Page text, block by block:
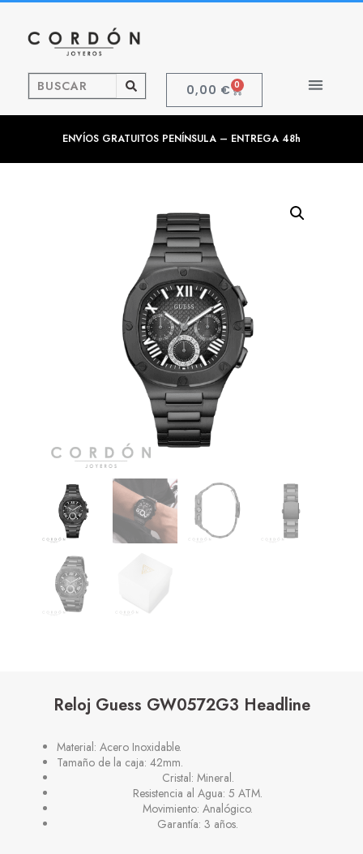
0,00 € 0
ENVÍOS GRATUITOS PENÍNSULA – ENTREGA 48h
Reloj Guess GW0572G3 Headline
Material: Acero Inoxidable.
Tamaño de la caja: 42mm.
Cristal: Mineral.
Resistencia al Agua: 5 ATM.
Movimiento: Analógico.
Garantía: 3 años.